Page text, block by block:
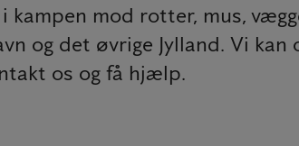
mod rotter, mus,
og det øvrige Jylland. Vi
os og få hjælp.